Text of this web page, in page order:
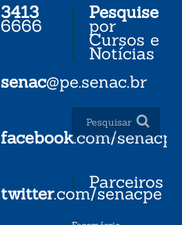
3413
6666
senac@pe.senac.br
facebook.com/senacpe
twitter.com/senacpe
Pesquise
por
Cursos e
Notícias
Parceiros